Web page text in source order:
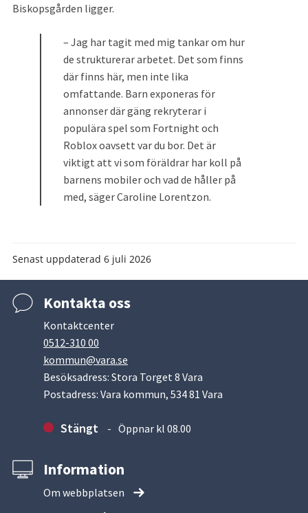
Biskopsgården ligger.
– Jag har tagit med mig tankar om hur
de strukturerar arbetet. Det som finns
där finns här, men inte lika
omfattande. Barn exponeras för
annonser där gäng rekryterar i
populära spel som Fortnight och
Roblox oavsett var du bor. Det är
viktigt att vi som föräldrar har koll på
barnens mobiler och vad de håller på
med, säger Caroline Lorentzon.
Senast uppdaterad 6 juli 2026
Kontakta oss
Kontaktcenter
0512-310 00
kommun@vara.se
Besöksadress: Stora Torget 8 Vara
Postadress: Vara kommun, 534 81 Vara
Stängt Öppnar kl 08.00
Information
Om webbplatsen